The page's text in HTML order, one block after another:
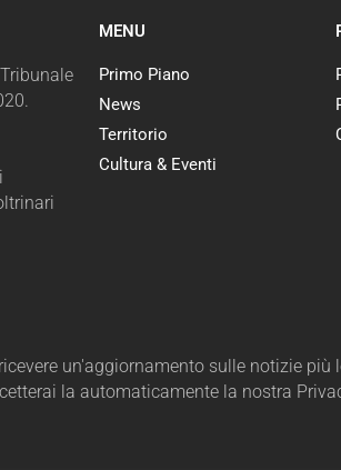
MENU
Primo Piano
News
Territorio
Cultura & Eventi
un'aggiornamento sulle notizie più
la automaticamente la nostra